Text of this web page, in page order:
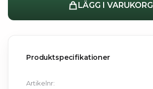
LÄGG I VARUKORG
Produktspecifikationer
Artikelnr: